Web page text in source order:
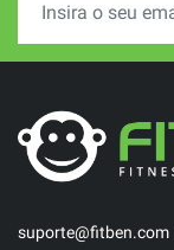
suporte@fitben.com